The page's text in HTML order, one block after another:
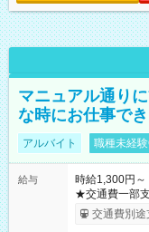
マニュアル通り
な時にお仕事で
アルバイト 職種未経
給与
時給1,300円～
★交通費一部支給 時給1,300円～ ※試験・役割によ
※勤務回数に
り！】 希望
交通費別途